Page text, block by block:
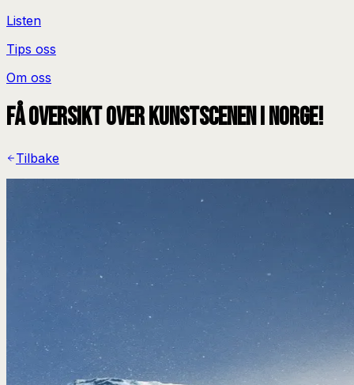
Listen
Tips oss
Om oss
Få oversikt over kunstscenen i Norge!
Tilbake